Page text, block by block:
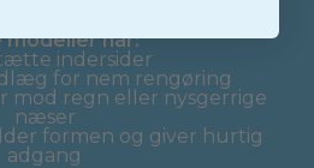
modeller har:
indersider
for nem rengøring
mod regn eller nysgerrige
næser
formen og giver hurtig
adgang